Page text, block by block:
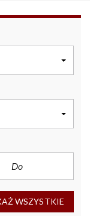
WSZYSTKIE